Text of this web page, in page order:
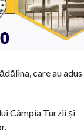
care au adus
Câmpia Turzii și